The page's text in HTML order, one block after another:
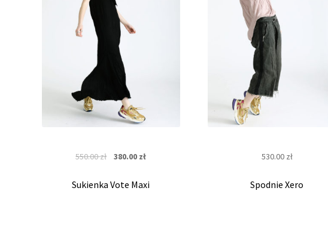
550.00zł
Original
was:
380.00 złCurrent
is:
Sukienka Vote Maxi
530.00 zł
Spodnie Xero